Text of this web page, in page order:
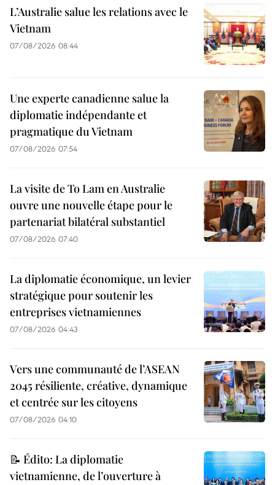
L’Australie salue les relations avec le
Vietnam
07/08/2026 08:44
Une experte canadienne salue la
diplomatie indépendante et
pragmatique du Vietnam
07/08/2026 07:54
La visite de To Lam en Australie
ouvre une nouvelle étape pour le
partenariat bilatéral substantiel
07/08/2026 07:40
La diplomatie économique, un levier
stratégique pour soutenir les
entreprises vietnamiennes
07/08/2026 04:43
Vers une communauté de l’ASEAN
2045 résiliente, créative, dynamique
et centrée sur les citoyens
07/08/2026 04:10
📝 Édito: La diplomatie
vietnamienne, de l’ouverture à